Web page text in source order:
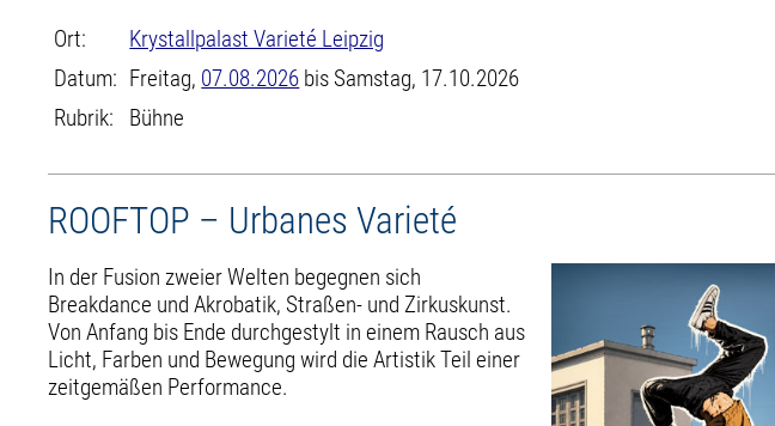
Ort:
Krystallpalast Varieté Leipzig
Datum: Freitag, 07.08.2026 bis Samstag, 17.10.2026
Rubrik:
Bühne
ROOFTOP – Urbanes Varieté
In der Fusion zweier Welten begegnen sich
Breakdance und Akrobatik, Straßen- und Zirkuskunst.
Von Anfang bis Ende durchgestylt in einem Rausch aus
Licht, Farben und Bewegung wird die Artistik Teil einer
zeitgemäßen Performance.